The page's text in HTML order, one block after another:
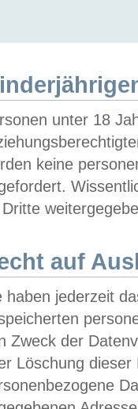
unter 18
keine
auf
haben jederzeit
Zweck der
Löschung